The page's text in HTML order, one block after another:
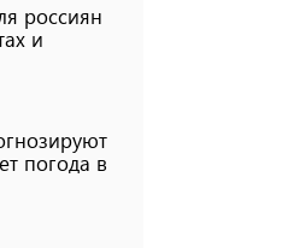
россиян
и
погода в